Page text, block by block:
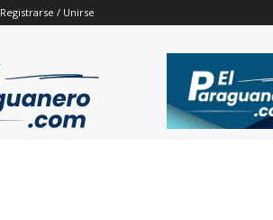
Registrarse / Unirse